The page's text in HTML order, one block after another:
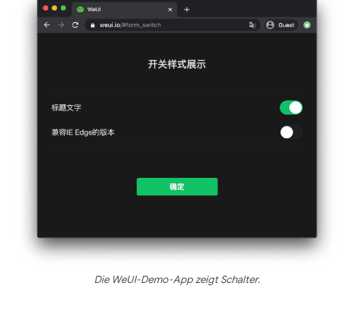
Die WeUI-Demo-App zeigt Schalter.